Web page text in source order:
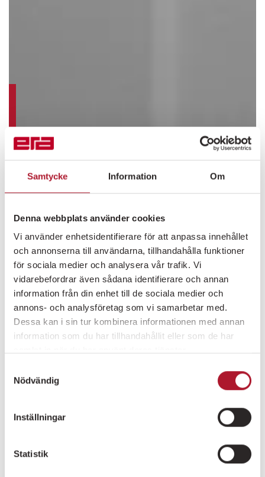
Samtycke Information Om
Denna webbplats använder cookies
Vi använder enhetsidentifierare för att anpassa innehållet
och annonserna till användarna, tillhandahålla funktioner
för sociala medier och analysera vår trafik. Vi
vidarebefordrar även sådana identifierare och annan
information från din enhet till de sociala medier och
annons- och analysföretag som vi samarbetar med.
Dessa kan i sin tur kombinera informationen med annan
information som du har tillhandahållit eller som de har
Nödvändig
Inställningar
Statistik